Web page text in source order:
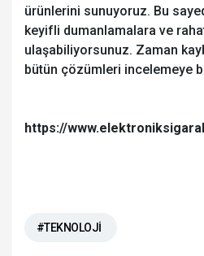
ürünlerini sunuyoruz. Bu
keyifli dumanlamalara ve
ulaşabiliyorsunuz. Zaman
bütün çözümleri incelemeye
https://
#TEKNOLOJİ